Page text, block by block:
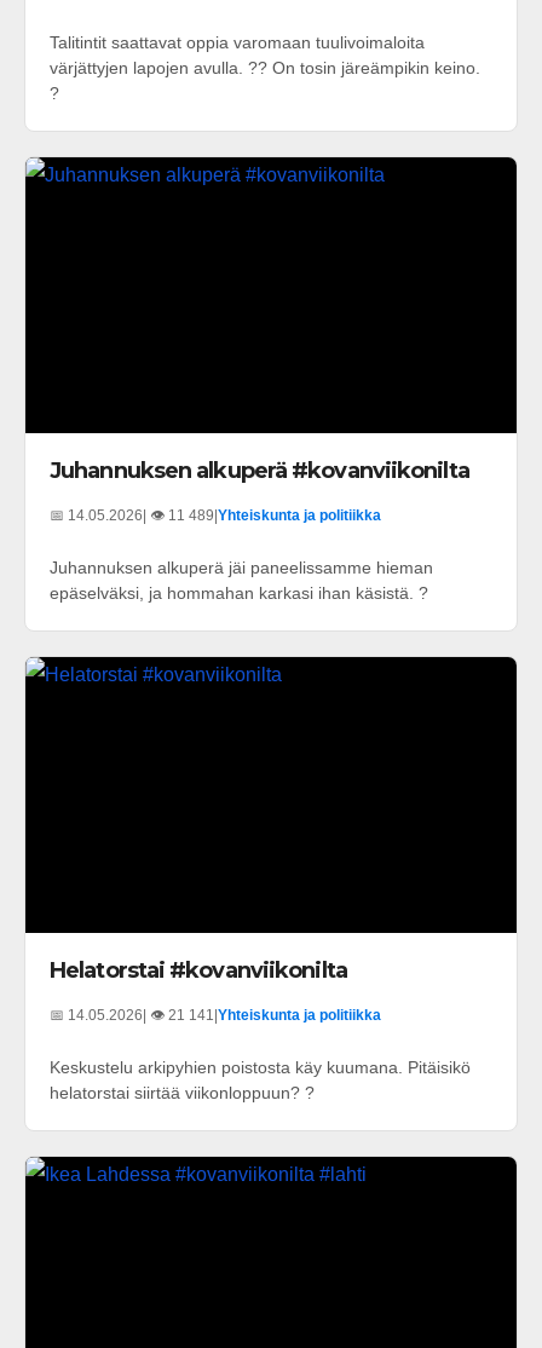
Talitintit saattavat oppia varomaan tuulivoimaloita
värjättyjen lapojen avulla. ?? On tosin järeämpikin keino.
?
Juhannuksen alkuperä #kovanviikonilta
📅 14.05.2026 | 👁️ 11 489 Yhteiskunta ja politiikka
Juhannuksen alkuperä jäi paneelissamme hieman
epäselväksi, ja hommahan karkasi ihan käsistä. ?
Helatorstai #kovanviikonilta
📅 14.05.2026 | 👁️ 21 141 Yhteiskunta ja politiikka
Keskustelu arkipyhien poistosta käy kuumana. Pitäisikö
helatorstai siirtää viikonloppuun? ?